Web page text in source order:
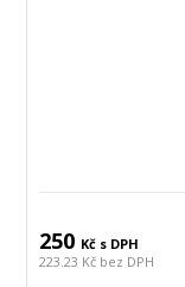
250 Kč s DPH
223.23 Kč bez DPH